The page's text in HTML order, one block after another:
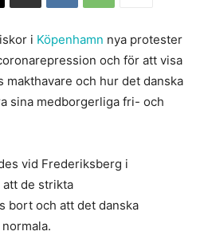
i Köpenhamn nya protester
och för att visa
makthavare och hur det danska
sina medborgerliga fri- och
vid Frederiksberg i
att de strikta
bort och att det danska